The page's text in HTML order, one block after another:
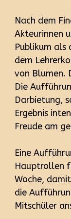
Nach dem
Akteurinnen
Publikum als
dem
von Blumen.
Die
Darbietung,
Ergebnis
Freude am
Eine
Hauptrollen
Woche,
die
Mitschüler